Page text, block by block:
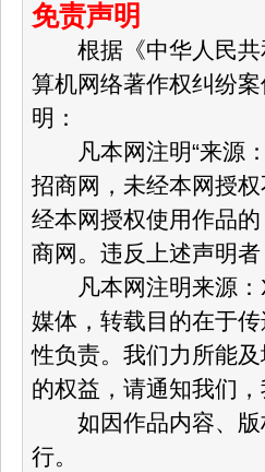
免责声明
根据《中华人民共
算机网络著作权纠纷
明：
凡本网注明“来源：
招商网，未经本网授
经本网授权使用作品
商网。违反上述声明
凡本网注明来源：
媒体，转载目的在于
性负责。我们力所能
的权益，请通知我们，
如因作品内容、版
行。